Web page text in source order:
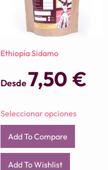
Ethiopía Sidamo
Desde7,50 €
Seleccionar opciones
Add To Compare
Add To Wishlist